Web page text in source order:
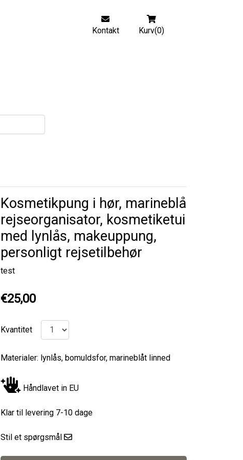
Kontakt Kurv(0)
Kosmetikpung i hør, marineblå
rejseorganisator, kosmetiketui
med lynlås, makeuppung,
personligt rejsetilbehør
test
€25,00
Kvantitet
Materialer: lynlås, bomuldsfor, marineblåt linned
Håndlavet in EU
Klar til levering 7-10 dage
Stil et spørgsmål